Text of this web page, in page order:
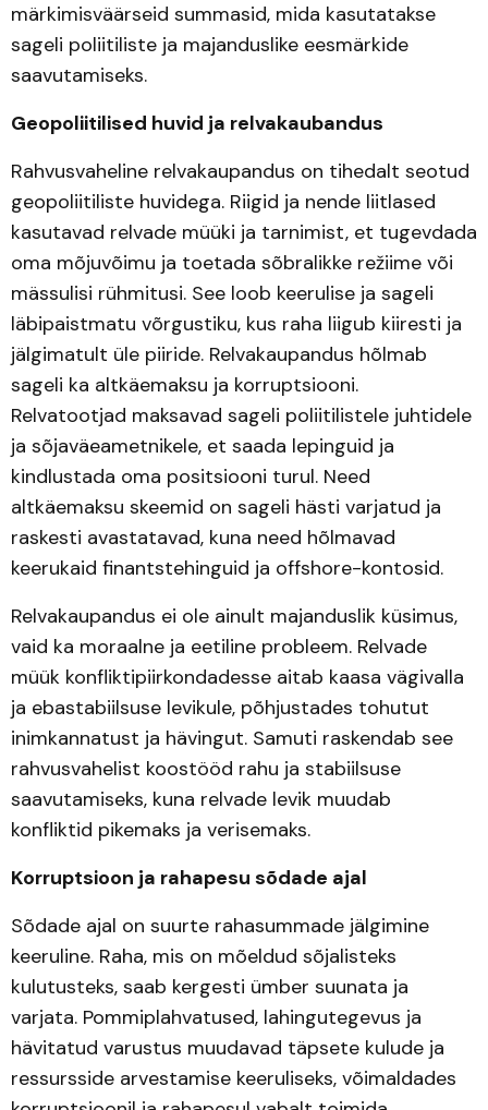
märkimisväärseid summasid, mida kasutatakse
sageli poliitiliste ja majanduslike eesmärkide
saavutamiseks.
Geopoliitilised huvid ja relvakaubandus
Rahvusvaheline relvakaupandus on tihedalt seotud
geopoliitiliste huvidega. Riigid ja nende liitlased
kasutavad relvade müüki ja tarnimist, et tugevdada
oma mõjuvõimu ja toetada sõbralikke režiime või
mässulisi rühmitusi. See loob keerulise ja sageli
läbipaistmatu võrgustiku, kus raha liigub kiiresti ja
jälgimatult üle piiride. Relvakaupandus hõlmab
sageli ka altkäemaksu ja korruptsiooni.
Relvatootjad maksavad sageli poliitilistele juhtidele
ja sõjaväeametnikele, et saada lepinguid ja
kindlustada oma positsiooni turul. Need
altkäemaksu skeemid on sageli hästi varjatud ja
raskesti avastatavad, kuna need hõlmavad
keerukaid finantstehinguid ja offshore-kontosid.
Relvakaupandus ei ole ainult majanduslik küsimus,
vaid ka moraalne ja eetiline probleem. Relvade
müük konfliktipiirkondadesse aitab kaasa vägivalla
ja ebastabiilsuse levikule, põhjustades tohutut
inimkannatust ja hävingut. Samuti raskendab see
rahvusvahelist koostööd rahu ja stabiilsuse
saavutamiseks, kuna relvade levik muudab
konfliktid pikemaks ja verisemaks.
Korruptsioon ja rahapesu sõdade ajal
Sõdade ajal on suurte rahasummade jälgimine
keeruline. Raha, mis on mõeldud sõjalisteks
kulutusteks, saab kergesti ümber suunata ja
varjata. Pommiplahvatused, lahingutegevus ja
hävitatud varustus muudavad täpsete kulude ja
ressursside arvestamise keeruliseks, võimaldades